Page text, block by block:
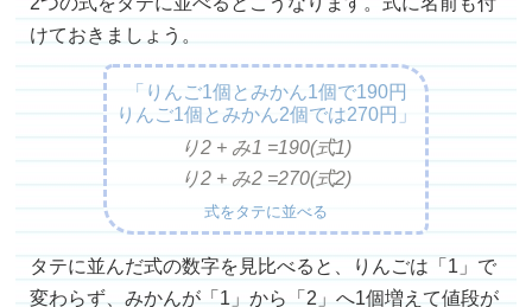
けておきましょう。
「りんご1個とみかん1個で190円
りんご1個とみかん2個では270円」
り2 + み1 =
り2 + み2 =
190(式1)
270(式2)
式をタテに並べる
タテに並んだ式の数字を見比べると、りんごは「1」で
変わらず、みかんが「1」から「2」へ1個増えて値段が